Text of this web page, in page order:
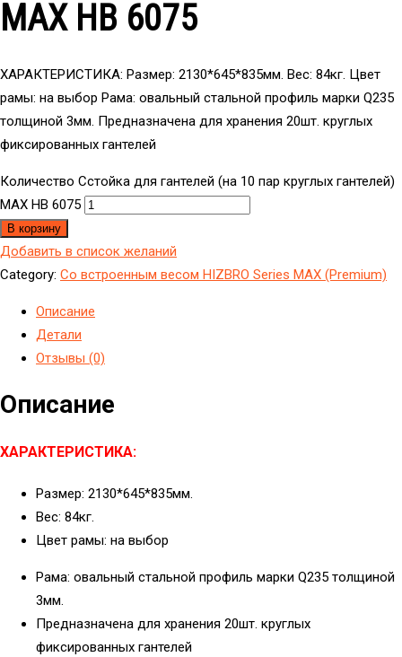
МAX HB 6075
ХАРАКТЕРИСТИКА: Размер: 2130*645*835мм. Вес: 84кг. Цвет
рамы: на выбор Рама: овальный стальной профиль марки Q235
толщиной 3мм. Предназначена для хранения 20шт. круглых
фиксированных гантелей
Количество Сстойка для гантелей (на 10 пар круглых гантелей)
МAX HB 6075
В корзину
Добавить в список желаний
Category: Со встроенным весом HIZBRO Series MAX (Premium)
Описание
Детали
Отзывы (0)
Описание
ХАРАКТЕРИСТИКА:
Размер: 2130*645*835мм.
Вес: 84кг.
Цвет рамы: на выбор
Рама: овальный стальной профиль марки Q235 толщиной
3мм.
Предназначена для хранения 20шт. круглых
фиксированных гантелей